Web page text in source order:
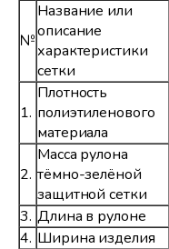
№
Название или
описание
характеристики
сетки
1.
Плотность
полиэтиленового
материала
2.
Масса рулона
тёмно-зелёной
защитной сетки
3. Длина в рулоне
4. Ширина изделия